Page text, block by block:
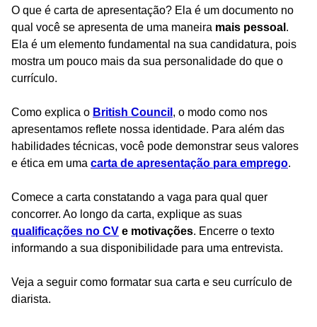
O que é carta de apresentação? Ela é um documento no
qual você se apresenta de uma maneira mais pessoal .
Ela é um elemento fundamental na sua candidatura, pois
mostra um pouco mais da sua personalidade do que o
currículo.
Como explica o British Council , o modo como nos
apresentamos reflete nossa identidade. Para além das
habilidades técnicas, você pode demonstrar seus valores
e ética em uma carta de apresentação para emprego.
Comece a carta constatando a vaga para qual quer
concorrer. Ao longo da carta, explique as suas
qualificações no CV e motivações. Encerre o texto
informando a sua disponibilidade para uma entrevista.
Veja a seguir como formatar sua carta e seu currículo de
diarista.